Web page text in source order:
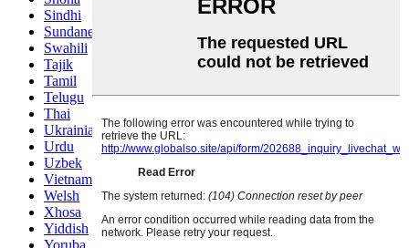
Sindhi
Sundanese
Swahili
Tajik
Tamil
Telugu
Thai
Ukrainian
Urdu
Uzbek
Vietnamese
Welsh
Xhosa
Yiddish
Yoruba